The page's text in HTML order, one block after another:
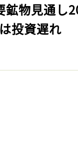
鉱物見通
投資遅れ